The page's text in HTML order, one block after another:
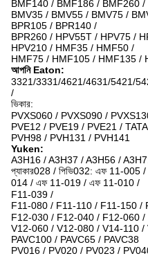
BMF140 / BMF186 / BMF260 /
BMV35 / BMV55 / BMV75 /
BPR105 / BPR140 /
BPR260 / HPV55T / HPV75 /
HPV210 / HMF35 / HMF50 /
HMF75 / HMF105 / HMF135 /
আপনি Eaton:
3321/3331/4621/4631/5421/
/
ভিকার:
PVXS060 / PVXS090 /
PVE12 / PVE19 / PVE21 /
PVH98 / PVH131 / PVH141
Yuken:
A3H16 / A3H37 / A3H56 /
প্যাকার028 / পিভি032: এফ 11-
014 / এফ 11-019 / এফ 11-010 /
F11-039 /
F11-080 / F11-110 / F11-150 /
F12-030 / F12-040 / F12-060
V12-060 / V12-080 / V14-110 /
PAVC100 / PAVC65 / PAVC38
PV016 / PV020 / PV023 /